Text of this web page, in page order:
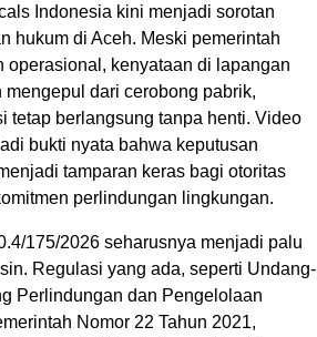
Indonesia kini menjadi sorotan
hukum di Aceh. Meski pemerintah
kenyataan di lapangan
dari cerobong pabrik,
tetap berlangsung tanpa henti. Video
bukti nyata bahwa keputusan
tamparan keras bagi otoritas
perlindungan lingkungan.
175/2026 seharusnya menjadi palu
Regulasi yang ada, seperti Undang-
Perlindungan dan Pengelolaan
Nomor 22 Tahun 2021,